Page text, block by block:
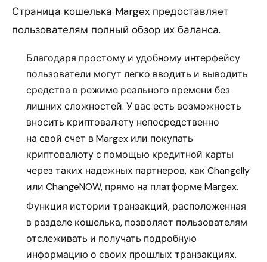
Страница кошелька Margex предоставляет
пользователям полный обзор их баланса.
Благодаря простому и удобному интерфейсу
пользователи могут легко вводить и выводить
средства в режиме реального времени без
лишних сложностей. У вас есть возможность
вносить криптовалюту непосредственно
на свой счет в Margex или покупать
криптовалюту с помощью кредитной карты
через таких надежных партнеров, как Changelly
или ChangeNOW, прямо на платформе Margex.
Функция истории транзакций, расположенная
в разделе кошелька, позволяет пользователям
отслеживать и получать подробную
информацию о своих прошлых транзакциях.